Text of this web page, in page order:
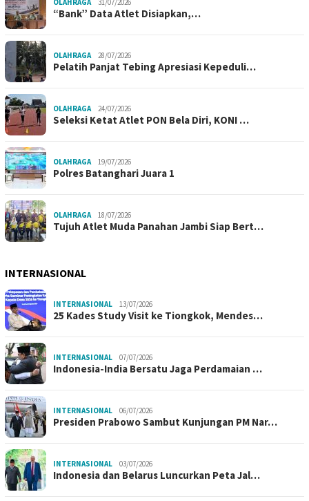
OLAHRAGA 31/07/2026
“Bank” Data Atlet Disiapkan,…
OLAHRAGA 28/07/2026
Pelatih Panjat Tebing Apresiasi Kepeduli…
OLAHRAGA 24/07/2026
Seleksi Ketat Atlet PON Bela Diri, KONI …
OLAHRAGA 19/07/2026
Polres Batanghari Juara 1
OLAHRAGA 18/07/2026
Tujuh Atlet Muda Panahan Jambi Siap Bert…
INTERNASIONAL
INTERNASIONAL 13/07/2026
25 Kades Study Visit ke Tiongkok, Mendes…
INTERNASIONAL 07/07/2026
Indonesia-India Bersatu Jaga Perdamaian …
INTERNASIONAL 06/07/2026
Presiden Prabowo Sambut Kunjungan PM Nar…
INTERNASIONAL 03/07/2026
Indonesia dan Belarus Luncurkan Peta Jal…